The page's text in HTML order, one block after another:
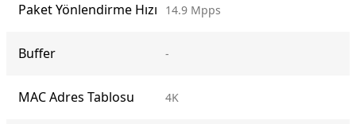
Paket Yönlendirme Hızı 14.9 Mpps
Buffer -
MAC Adres Tablosu 4K